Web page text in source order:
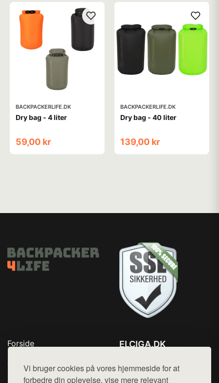
Vi bruger cookies på vores hjemmeside for at
forbedre din oplevelse, vise mere relevant
BACKPACKERLIFE.DK
Dry bag - 4 liter
59,00 kr
BACKPACKERLIFE.DK
Dry bag - 40 liter
139,00 kr
Forside
Top Rabatter
Kontakt
ELCIGA.DK
Mail: hej@want.dk